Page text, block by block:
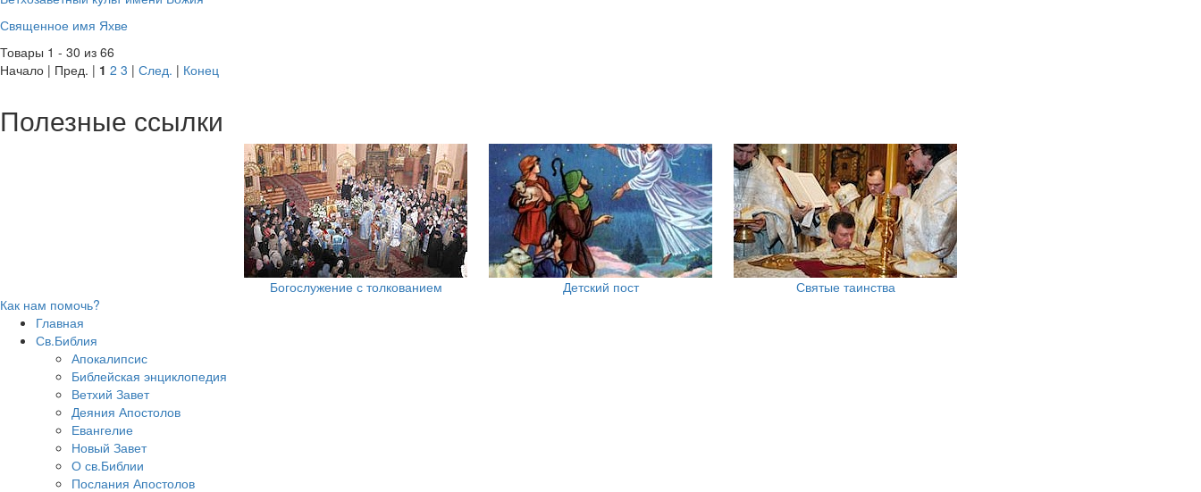
Священное имя Яхве
Товары 1 - 30 из 66
Начало | Пред. | 1 2 3 | След. | Конец
Полезные ссылки
Богослужение с толкованием Детский пост
Святые таинства
Как нам помочь?
Главная
Св.Библия
Апокалипсис
Библейская энциклопедия
Ветхий Завет
Деяния Апостолов
Евангелие
Новый Завет
О св.Библии
Послания Апостолов